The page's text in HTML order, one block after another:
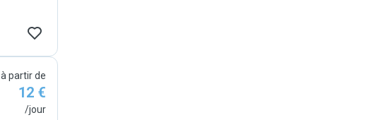
à partir de
12 €
/jour